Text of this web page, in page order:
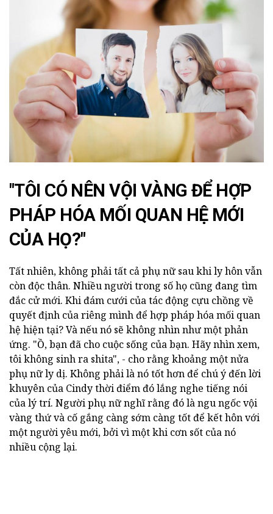
"TÔI CÓ NÊN VỘI VÀNG ĐỂ HỢP
PHÁP HÓA MỐI QUAN HỆ MỚI
CỦA HỌ?"
Tất nhiên, không phải tất cả phụ nữ sau khi ly hôn vẫn
còn độc thân. Nhiều người trong số họ cũng đang tìm
đắc cử mới. Khi đám cưới của tác động cựu chồng về
quyết định của riêng mình để hợp pháp hóa mối quan
hệ hiện tại? Và nếu nó sẽ không nhìn như một phản
ứng. "Ồ, bạn đã cho cuộc sống của bạn. Hãy nhìn xem,
tôi không sinh ra shita", - cho rằng khoảng một nửa
phụ nữ ly dị. Không phải là nó tốt hơn để chú ý đến lời
khuyên của Cindy thời điểm đó lắng nghe tiếng nói
của lý trí. Người phụ nữ nghĩ rằng đó là ngu ngốc vội
vàng thứ và cố gắng càng sớm càng tốt để kết hôn với
một người yêu mới, bởi vì một khi cơn sốt của nó
nhiều cộng lại.